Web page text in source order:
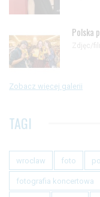
Polska
Zdjęc/
Zobacz więcej galerii
TAGI
wroclaw foto
fotografia koncertowa